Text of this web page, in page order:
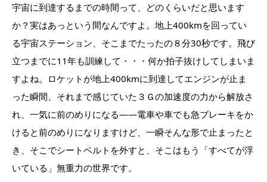
宇宙に到達するまでの時間って、どのくらいだと思います
か？実はあっという間なんですよ。地上400kmを回ってい
る宇宙ステーション、そこまでたったの８分30秒です。飛び
立つまでに11年も訓練して・・・何か拍子抜けしてしまいま
すよね。ロケットが地上400kmに到達してエンジンが止ま
った瞬間、それまで感じていた３Ｇの加速度の力から解放さ
れ、一気に前のめりになる――電車や車でも急ブレーキをか
けると前のめりになりますけど、一瞬そんな形で止まったと
き、そこでシートベルトを外すと、そこはもう「すべてが浮
いている」無重力の世界です。